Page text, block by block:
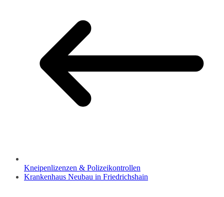
Kneipenlizenzen & Polizeikontrollen
Krankenhaus Neubau in Friedrichshain